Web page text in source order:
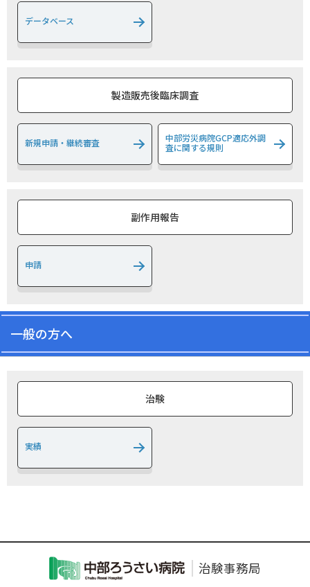
治験手続きの電磁化における標準業務手順書等を設置しました。
2023/05/01 お知らせ
2023年度5月からの治験審査委員会名簿を掲載しました。
2023/04/01 お知らせ
2023年度4月の治験審査委員会名簿を掲載しました。
2022/12/01 お知らせ
2022/04/01
2022年度治験審査委員会名簿を掲載しました。
2021/04/01 お知らせ
2021年度治験審査委員会名簿を掲載しました。
2021/04/01 お知らせ
データベース
製造販売後臨床調査
新規申請・継続審査
中部労災病院GCP適応外調
査に関する規則
副作用報告
申請
一般の方へ
治験
実績
治験事務局